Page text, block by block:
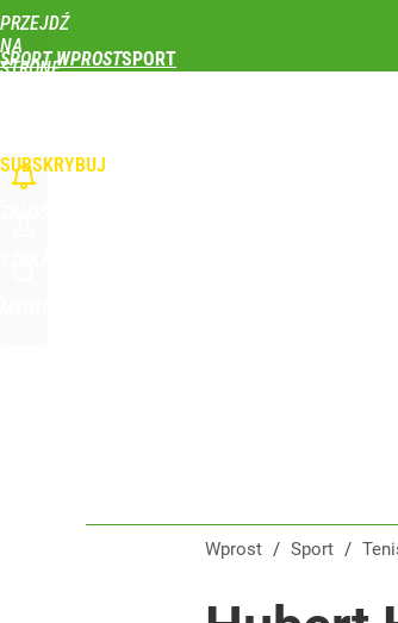
PRZEJDŹ
NA
STRONĘ
SPORT WPROST
SUBSKRYBUJ
Wprost / Sport /